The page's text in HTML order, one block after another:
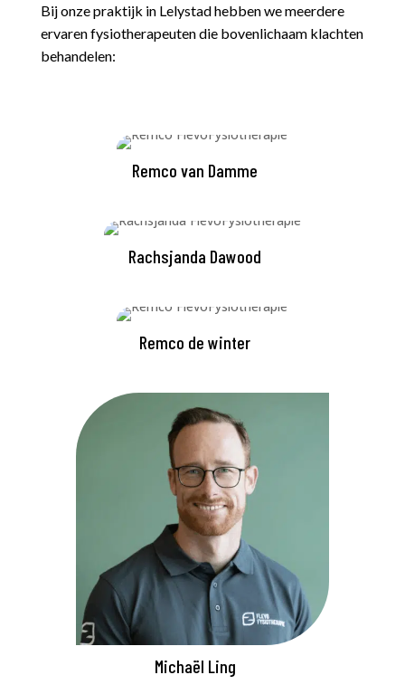
Bij onze praktijk in Lelystad hebben we meerdere
ervaren fysiotherapeuten die bovenlichaam klachten
behandelen:
Remco van Damme
Rachsjanda Dawood
Remco de winter
Michaël Ling